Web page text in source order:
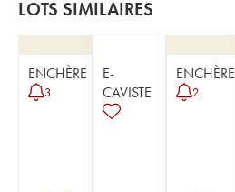
LOTS SIMILAIRES
ENCHÈRE
3
E-
CAVISTE
ENCHÈRE
2